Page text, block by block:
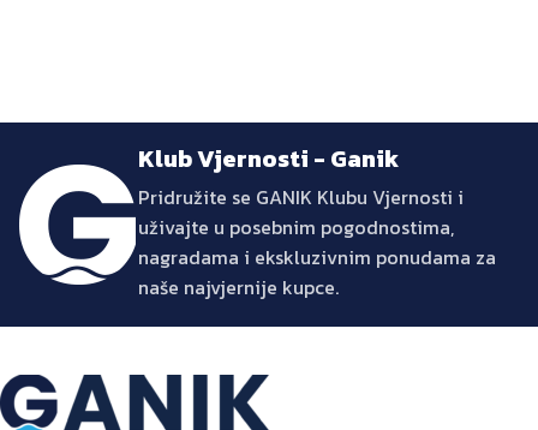
Klub Vjernosti - Ganik
Pridružite se GANIK Klubu Vjernosti i
uživajte u posebnim pogodnostima,
nagradama i ekskluzivnim ponudama za
naše najvjernije kupce.